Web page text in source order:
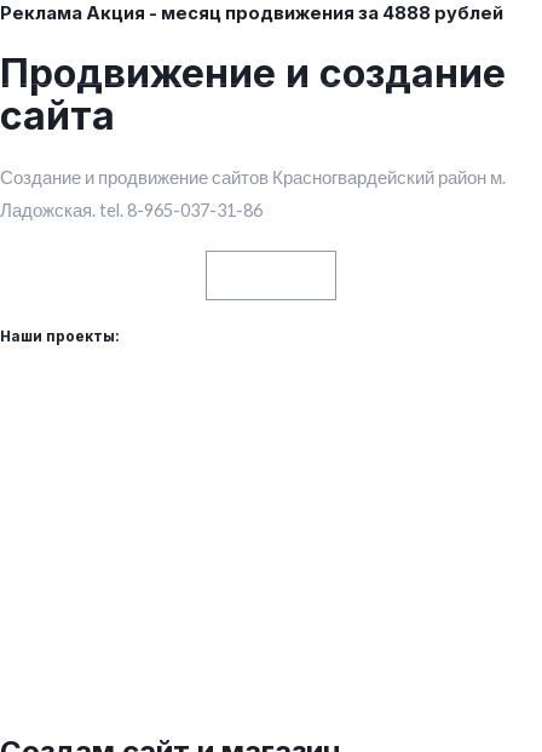
Реклама Акция - месяц продвижения за 4888 рублей
Продвижение и создание
сайта
Создание и продвижение сайтов Красногвардейский район м.
Ладожская. tel. 8-965-037-31-86
Наши проекты: